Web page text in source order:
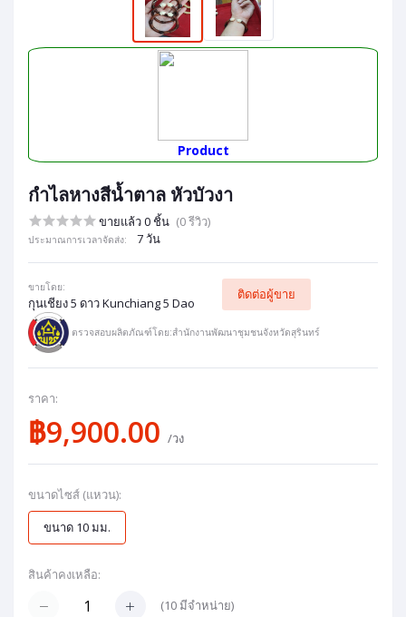
Product
กำไลหางสีน้ำตาล หัวบัวงา
ขายแล้ว 0 ชิ้น (0 รีวิว)
ประมาณการเวลาจัดส่ง: 7 วัน
ขายโดย:
กุนเชียง 5 ดาว Kunchiang 5 Dao
ติดต่อผู้ขาย
ตรวจสอบผลิตภัณฑ์โดย:สำนักงานพัฒนาชุมชนจังหวัดสุรินทร์
ราคา:
฿9,900.00 /วง
ขนาดไซส์ (แหวน):
ขนาด 10 มม.
สินค้าคงเหลือ:
(10มีจำหน่าย)